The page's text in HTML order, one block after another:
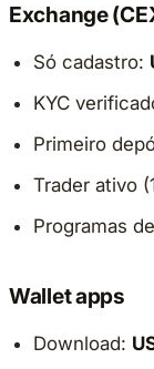
Exchange
Só cadastro:
KYC
Primeiro
Trader ativo
Programas
Wallet apps
Download: